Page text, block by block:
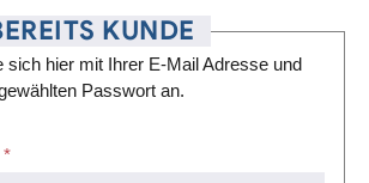
KUNDE
sich hier mit Ihrer E-Mail Adresse und
Passwort an.
*